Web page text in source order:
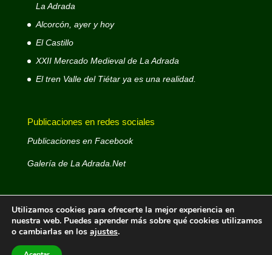
La Adrada
Alcorcón, ayer y hoy
El Castillo
XXII Mercado Medieval de La Adrada
El tren Valle del Tiétar ya es una realidad.
Publicaciones en redes sociales
Publicaciones en Facebook
Galería de La Adrada.Net
La Adrada.Net © 1999 - 2026- Web decana de La
Adrada - Autor: José Antonio D. Rodríguez Rodríguez -
Utilizamos cookies para ofrecerte la mejor experiencia en
nuestra web. Puedes aprender más sobre qué cookies utilizamos
o cambiarlas en los ajustes.